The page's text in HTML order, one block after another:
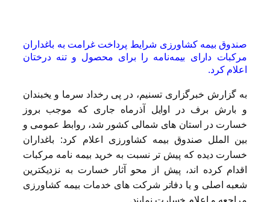
صندوق بیمه کشاورزی شرایط پرداخت غرامت به باغداران
مرکبات دارای بیمه‌نامه را برای محصول و تنه درختان
اعلام کرد.
به گزارش خبرگزاری تسنیم، در پی رخداد سرما و یخبندان
و بارش برف در اوایل آذرماه جاری که موجب بروز
خسارت در استان های شمالی کشور شد، روابط عمومی و
بین الملل صندوق بیمه کشاورزی اعلام کرد: باغداران
خسارت دیده که پیش تر نسبت به خرید بیمه نامه مرکبات
اقدام کرده اند، پیش از محو آثار خسارت به نزدیکترین
شعبه اصلی و یا دفاتر شرکت های خدمات بیمه کشاورزی